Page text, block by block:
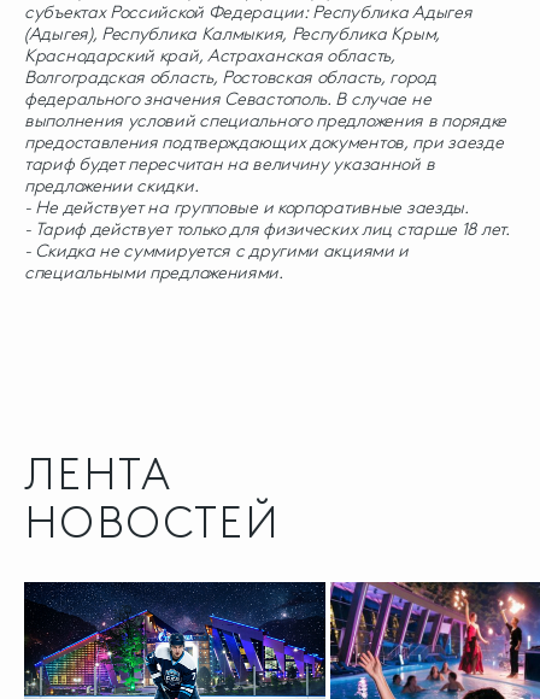
субъектах Российской Федерации: Республика Адыгея
(Адыгея), Республика Калмыкия, Республика Крым,
Краснодарский край, Астраханская область,
Волгоградская область, Ростовская область, город
федерального значения Севастополь. В случае не
выполнения условий специального предложения в порядке
предоставления подтверждающих документов, при заезде
тариф будет пересчитан на величину указанной в
предложении скидки.
- Не действует на групповые и корпоративные заезды.
- Тариф действует только для физических лиц старше 18 лет.
- Скидка не суммируется с другими акциями и
специальными предложениями.
ЛЕНТА
НОВОСТЕЙ